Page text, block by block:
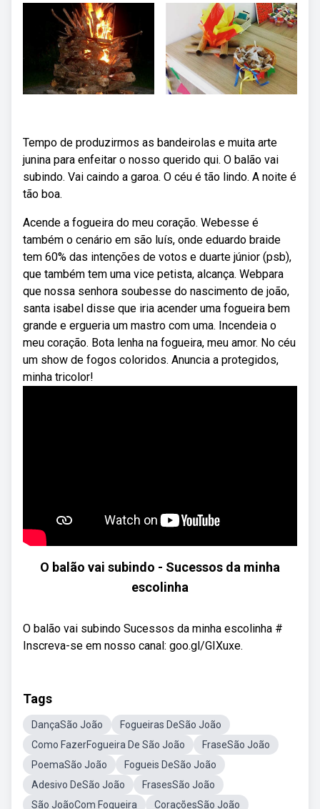
Tempo de produzirmos as bandeirolas e muita arte
junina para enfeitar o nosso querido qui. O balão vai
subindo. Vai caindo a garoa. O céu é tão lindo. A noite é
tão boa.
Acende a fogueira do meu coração. Webesse é
também o cenário em são luís, onde eduardo braide
tem 60% das intenções de votos e duarte júnior (psb),
que também tem uma vice petista, alcança. Webpara
que nossa senhora soubesse do nascimento de joão,
santa isabel disse que iria acender uma fogueira bem
grande e ergueria um mastro com uma. Incendeia o
meu coração. Bota lenha na fogueira, meu amor. No céu
um show de fogos coloridos. Anuncia a protegidos,
minha tricolor!
O balão vai subindo - Sucessos da minha
escolinha
O balão vai subindo Sucessos da minha escolinha #
Inscreva-se em nosso canal: goo.gl/GIXuxe.
Tags
DançaSão João
Fogueiras DeSão João
Como FazerFogueira De São João
FraseSão João
PoemaSão João
Fogueis DeSão João
Adesivo DeSão João
FrasesSão João
São JoãoCom Fogueira
CoraçõesSão João